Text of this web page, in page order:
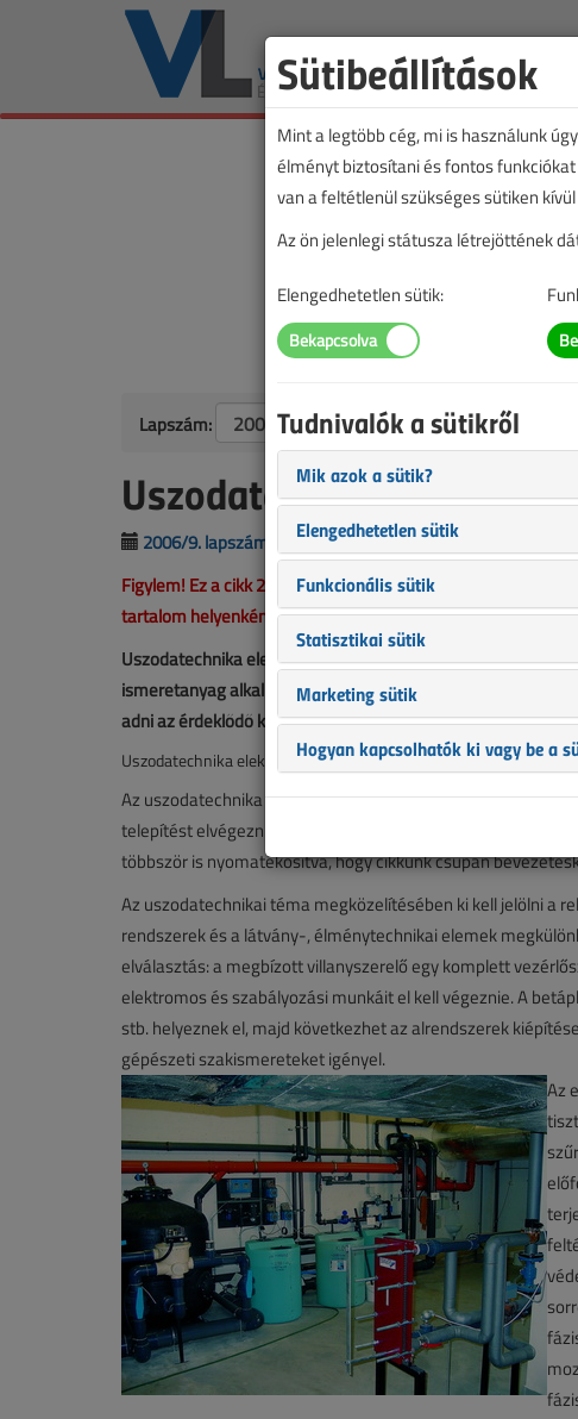
Lapszám:
Uszodatechnika
2006/9. lapszám netadmin |
3325 |
Figylem! Ez a cikk 20 éve frissült utoljára. A benne szereplő
tartalom helyenként hiányos lehet (képek, táblázatok stb.).
Uszodatechnika elektromos szemmel Az uszodatechnika
ismeretanyag alkalmazásával lehet a telepítést elvégezni.
adni az érdeklődő kollé...
Uszodatechnika elektromos szemmel
Az uszodatechnika rendkívül összetett szakmai terület:
telepítést elvégezni. Jelen írásunkban e komplex
többször is nyomatékosítva, hogy cikkünk csupán
Az uszodatechnikai téma megközelítésében ki kell jelölni a
rendszerek és a látvány-, élménytechnikai elemek
elválasztás: a megbízott villanyszerelő egy komplett
elektromos és szabályozási munkáit el kell végeznie. A
stb. helyeznek el, majd következhet az alrendszerek
gépészeti szakismereteket igényel.
Az
Sütibeállítások
Mint a legtöbb cég, mi is használunk
élményt biztosítani és fontos
van a feltétlenül szükséges sütiken
Az ön jelenlegi státusza létrejöttének
Elengedhetetlen sütik:
Tudnivalók a sütikről
Mik azok a sütik?
Elengedhetetlen sütik
Funkcionális sütik
Statisztikai sütik
Marketing sütik
Hogyan kapcsolhatók ki vagy be a